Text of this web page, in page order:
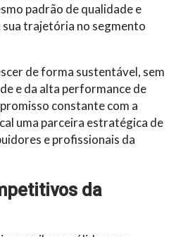
padrão de qualidade e
trajetória no segmento
de forma sustentável, sem
e da alta performance de
constante com a
uma parceira estratégica de
e profissionais da
da